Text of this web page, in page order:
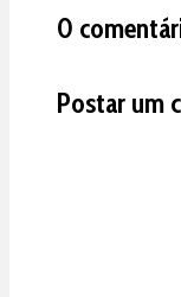
0
Postar um